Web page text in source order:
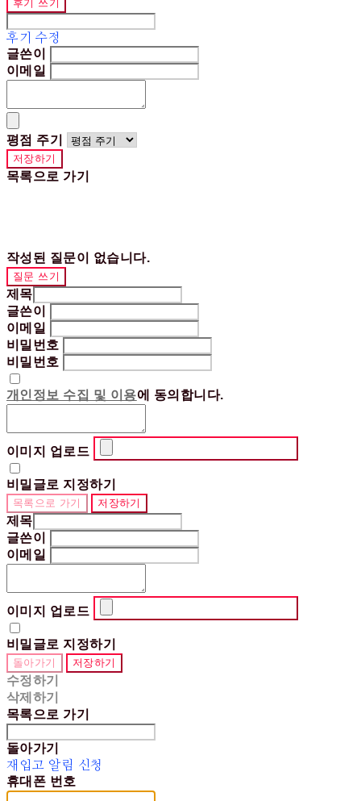
후기 쓰기
후기 수정
글쓴이
이메일
평점 주기
저장하기
목록으로 가기
작성된 질문이 없습니다.
질문 쓰기
제목
글쓴이
이메일
비밀번호
비밀번호
개인정보 수집 및 이용에 동의합니다.
이미지 업로드
비밀글로 지정하기
목록으로 가기 저장하기
제목
글쓴이
이메일
이미지 업로드
비밀글로 지정하기
돌아가기 저장하기
수정하기
삭제하기
목록으로 가기
돌아가기
재입고 알림 신청
휴대폰 번호